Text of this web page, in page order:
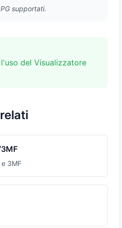
supportati.
del Visualizzatore
3MF